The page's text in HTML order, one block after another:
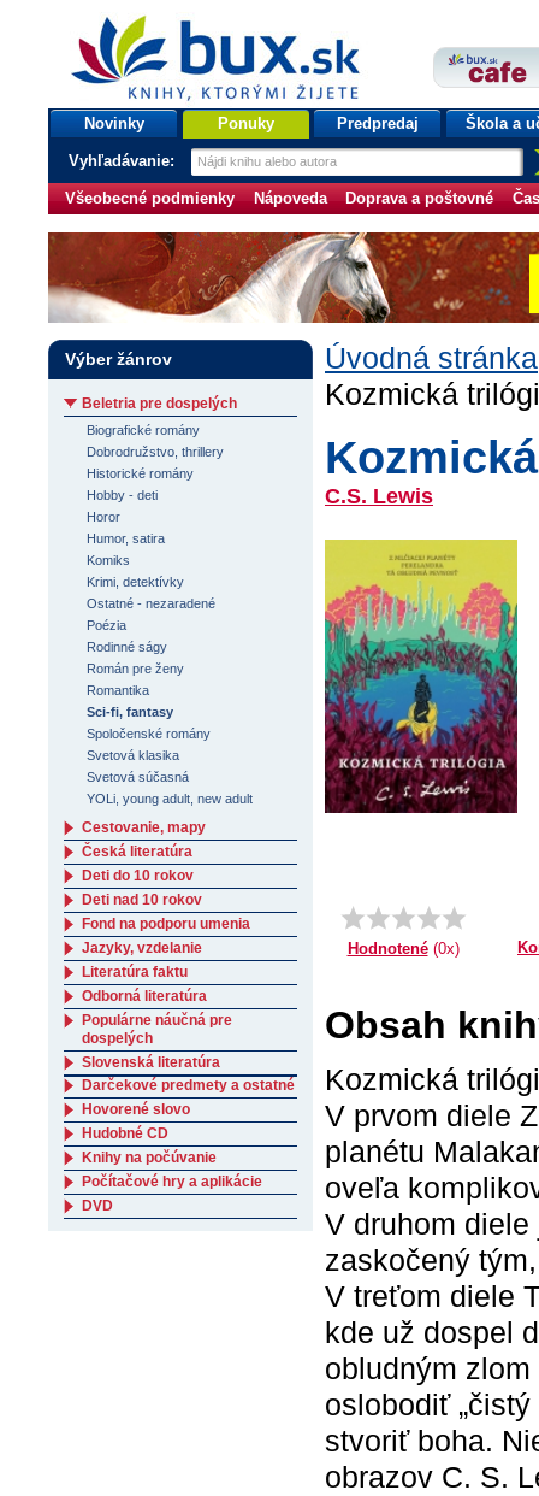
bux.sk
knihy, ktorými žijete
Úvodná stránka
Novinky Ponuky Predpredaj Škola a
Vyhľadávanie:
Všeobecné podmienky Nápoveda Doprava a poštovné
Úvodná stránka
Kozmická
C.S. Lewis
Hodnotené(0x)
Obsah
Kozmická
V prvom diele
planétu
oveľa
V druhom
zaskočený
V treťom diele
kde už dospel
obludným
oslobodiť
stvoriť boha.
obrazov C. S.
Výber žánrov
Beletria pre dospelých
Biografické romány
Dobrodružstvo, thrillery
Historické romány
Hobby - deti
Horor
Humor, satira
Komiks
Krimi, detektívky
Ostatné - nezaradené
Poézia
Rodinné ságy
Román pre ženy
Romantika
Sci-fi, fantasy
Spoločenské romány
Svetová klasika
Svetová súčasná
YOLi, young adult, new adult
Cestovanie, mapy
Česká literatúra
Deti do 10 rokov
Deti nad 10 rokov
Fond na podporu umenia
Jazyky, vzdelanie
Literatúra faktu
Odborná literatúra
Populárne náučná pre
dospelých
Slovenská literatúra
Darčekové predmety a ostatné
Hovorené slovo
Hudobné CD
Knihy na počúvanie
Počítačové hry a aplikácie
DVD